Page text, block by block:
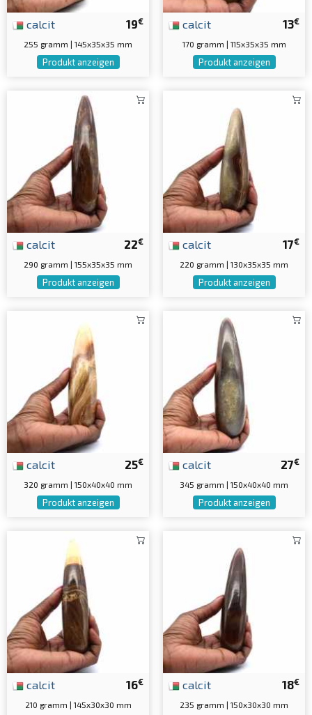
19€
calcit
255 gramm | 145x35x35 mm
Produkt anzeigen
13€
calcit
170 gramm | 115x35x35 mm
Produkt anzeigen
22€
calcit
290 gramm | 155x35x35 mm
Produkt anzeigen
17€
calcit
220 gramm | 130x35x35 mm
Produkt anzeigen
25€
calcit
320 gramm | 150x40x40 mm
Produkt anzeigen
27€
calcit
345 gramm | 150x40x40 mm
Produkt anzeigen
16€
calcit
210 gramm | 145x30x30 mm
18€
calcit
235 gramm | 150x30x30 mm